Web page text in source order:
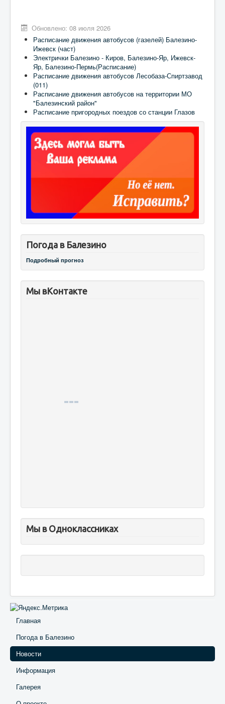
Обновлено: 08 июля 2026
Расписание движения автобусов (газелей) Балезино-
Ижевск (част)
Электрички Балезино - Киров, Балезино-Яр, Ижевск-
Яр, Балезино-Пермь(Расписание)
Расписание движения автобусов Лесобаза-Спиртзавод
(011)
Расписание движения автобусов на территории МО
"Балезинский район"
Расписание пригородных поездов со станции Глазов
Погода в Балезино
Подробный прогноз
Мы вКонтакте
Мы в Одноклассниках
Главная
Погода в Балезино
Новости
Информация
Галерея